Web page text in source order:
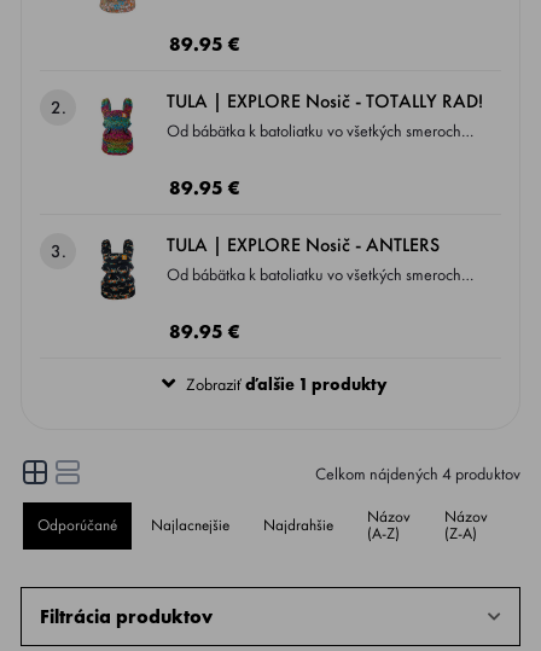
89.95 €
2. TULA | EXPLORE Nosič - TOTALLY RAD!
Od bábätka k batoliatku vo všetkých smeroch.
Tuly, ktorý Vám umožňuje nosiť dieťatko aj v
až od veku 6 m!).
89.95 €
3. TULA | EXPLORE Nosič - ANTLERS
Od bábätka k batoliatku vo všetkých smeroch.
89.95 €
Zobraziťďalšie 1 produkty
Celkom nájdených 4 produktov
Odporúčané Najlacnejšie Najdrahšie
Názov
(A-Z)
Názov
(Z-A)
Filtrácia produktov